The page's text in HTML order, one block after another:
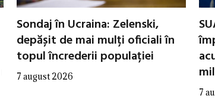
Sondaj în Ucraina: Zelenski,
depășit de mai mulți oficiali în
topul încrederii populației
7 august 2026
7